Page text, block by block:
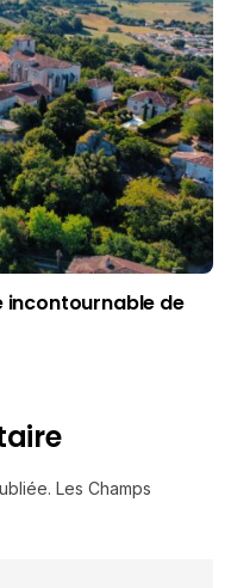
incontournable de
Les Champs